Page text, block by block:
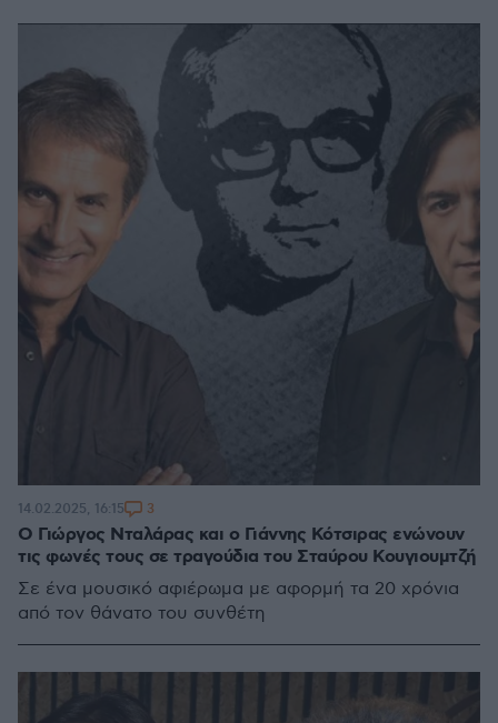
Ο Γιώργος Νταλάρας και ο Γιάννης Κότσιρας ενώνουν
τις φωνές τους σε τραγούδια του Σταύρου Κουγιουμτζή
Σε ένα μουσικό αφιέρωμα με αφορμή τα 20 χρόνια
από τον θάνατο του συνθέτη
14.02.2025, 16:15 3